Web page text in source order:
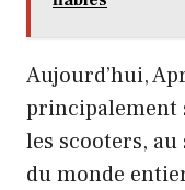
Aujourd’hui,
principalement
les scooters,
du monde